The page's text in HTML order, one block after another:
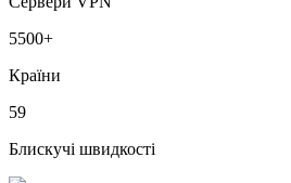
5500+
Країни
59
Блискучі швидкості